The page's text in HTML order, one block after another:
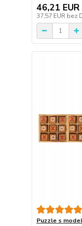
46,21 EUR
37,57 EUR bez
Puzzle s